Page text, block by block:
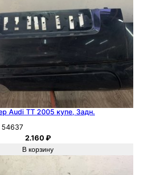
Audi TT 2005 купе, Задн.
54637
2.160₽
В корзину